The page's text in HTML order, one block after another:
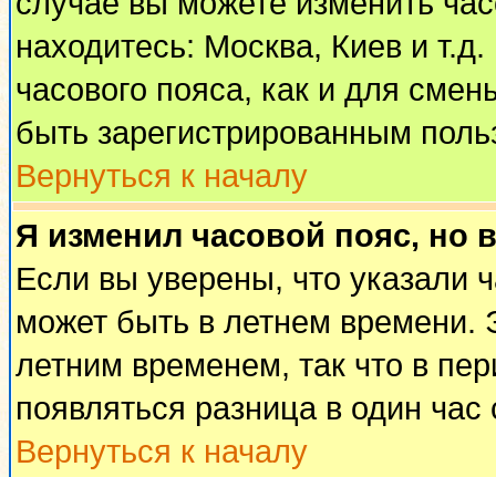
находитесь: Москва, Киев и
часового пояса, как и для
быть зарегистрированным
Вернуться к началу
Я изменил часовой пояс, но
Если вы уверены, что указали
может быть в летнем времени.
летним временем, так что в
появляться разница в один
Вернуться к началу